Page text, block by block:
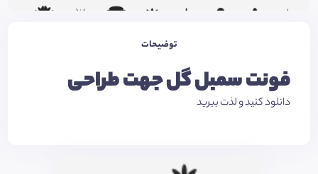
توضیحات
فونت سمبل گل جهت طراحی
دانلود کنید و لذت ببرید